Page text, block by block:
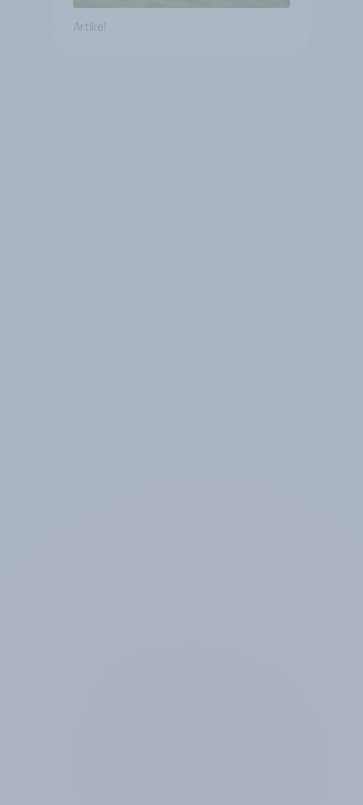
Artikel